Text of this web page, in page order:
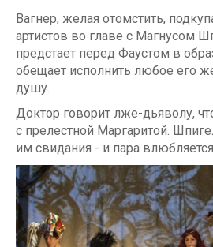
Вагнер, желая отомстить,
артистов во главе с Магнусом
предстает перед Фаустом в
обещает исполнить любое его
душу.
Доктор говорит лже-дьяволу,
с прелестной Маргаритой.
им свидания - и пара